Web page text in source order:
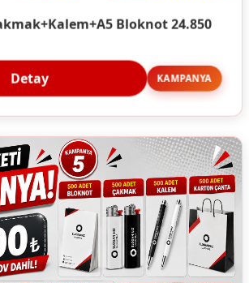
Bloknot 24.850
Detay KAMPANYA